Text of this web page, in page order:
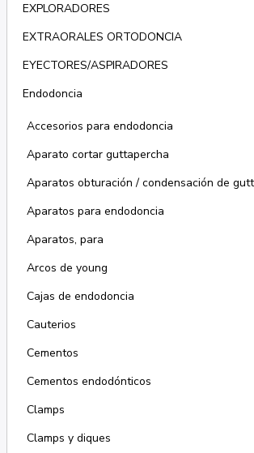
EXPLORADORES
EXTRAORALES ORTODONCIA
EYECTORES/ASPIRADORES
Endodoncia
Accesorios para endodoncia
Aparato cortar guttapercha
Aparatos obturación / condensación de
Aparatos para endodoncia
Aparatos, para
Arcos de young
Cajas de endodoncia
Cauterios
Cementos
Cementos endodónticos
Clamps
Clamps y diques